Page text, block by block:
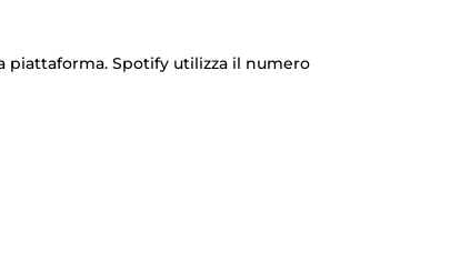
€104.73
Spotify utilizza il numero